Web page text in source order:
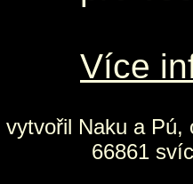
Více
vytvořil Naku a Pú,
66861